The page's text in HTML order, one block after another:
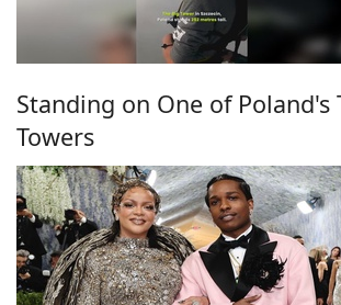
Standing on One of Poland's
Towers